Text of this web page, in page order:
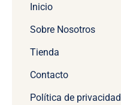
Inicio
Sobre Nosotros
Tienda
Contacto
Política de privacidad